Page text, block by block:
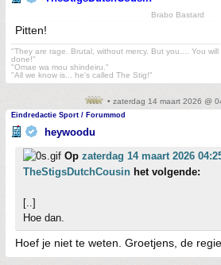
Brabo Bastard
Pitten!
"They are rage. Brutal, without mercy. But you.... You
done!"
"Omae wa mou shindeiru."
"All we know is... he's called The Stig!"
• zaterdag 14 maart 2026 @
Eindredactie Sport / Forummod
heywoodu
Op zaterdag 14 maart 2026
TheStigsDutchCousin het volgende:
[..]
Hoe dan.
Hoef je niet te weten. Groetjens, de regie.